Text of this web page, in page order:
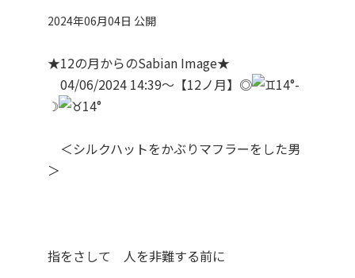
2024年06月04日 公開
★12の月からのSabian Image★
04/06/2024 14:39～【12ノ月】◎
14°-
☽
14°
＜シルクハットをかぶりマフラーをした男
＞
指をさして 人を非難する前に